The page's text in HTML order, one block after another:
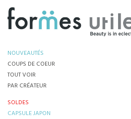
NOUVEAUTÉS
COUPS DE COEUR
TOUT VOIR
PAR CRÉATEUR
SOLDES
CAPSULE JAPON